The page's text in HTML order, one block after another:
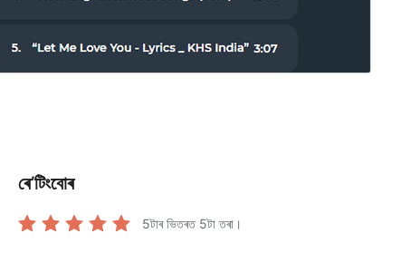
ৰে’টিংবোৰ
5টাৰ ভিতৰত 5টা তৰা।